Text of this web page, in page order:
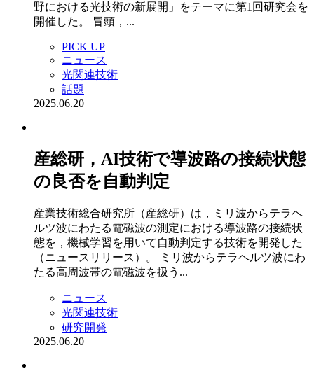
野における光技術の新展開」をテーマに第1回研究会を
開催した。 冒頭，...
PICK UP
ニュース
光関連技術
話題
2025.06.20
産総研，AI技術で導波路の接続状態
の良否を自動判定
産業技術総合研究所（産総研）は，ミリ波からテラヘ
ルツ波にわたる電磁波の測定における導波路の接続状
態を，機械学習を用いて自動判定する技術を開発した
（ニュースリリース）。 ミリ波からテラヘルツ波にわ
たる高周波帯の電磁波を扱う...
ニュース
光関連技術
研究開発
2025.06.20